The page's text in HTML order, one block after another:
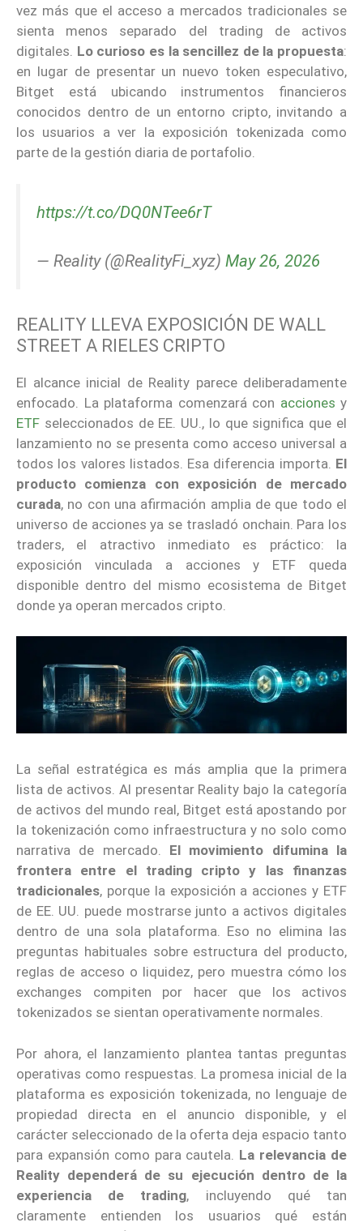
vez más que el acceso a mercados tradicionales se
sienta menos separado del trading de activos
digitales. Lo curioso es la sencillez de la propuesta:
en lugar de presentar un nuevo token especulativo,
Bitget está ubicando instrumentos financieros
conocidos dentro de un entorno cripto, invitando a
los usuarios a ver la exposición tokenizada como
parte de la gestión diaria de portafolio.
https://t.co/DQ0NTee6rT
— Reality (@RealityFi_xyz) May 26, 2026
REALITY LLEVA EXPOSICIÓN DE WALL
STREET A RIELES CRIPTO
El alcance inicial de Reality parece deliberadamente
enfocado. La plataforma comenzará con acciones y
ETF seleccionados de EE. UU., lo que significa que el
lanzamiento no se presenta como acceso universal a
todos los valores listados. Esa diferencia importa. El
producto comienza con exposición de mercado
curada, no con una afirmación amplia de que todo el
universo de acciones ya se trasladó onchain. Para los
traders, el atractivo inmediato es práctico: la
exposición vinculada a acciones y ETF queda
disponible dentro del mismo ecosistema de Bitget
donde ya operan mercados cripto.
La señal estratégica es más amplia que la primera
lista de activos. Al presentar Reality bajo la categoría
de activos del mundo real, Bitget está apostando por
la tokenización como infraestructura y no solo como
narrativa de mercado. El movimiento difumina la
frontera entre el trading cripto y las finanzas
tradicionales, porque la exposición a acciones y ETF
de EE. UU. puede mostrarse junto a activos digitales
dentro de una sola plataforma. Eso no elimina las
preguntas habituales sobre estructura del producto,
reglas de acceso o liquidez, pero muestra cómo los
exchanges compiten por hacer que los activos
tokenizados se sientan operativamente normales.
Por ahora, el lanzamiento plantea tantas preguntas
operativas como respuestas. La promesa inicial de la
plataforma es exposición tokenizada, no lenguaje de
propiedad directa en el anuncio disponible, y el
carácter seleccionado de la oferta deja espacio tanto
para expansión como para cautela. La relevancia de
Reality dependerá de su ejecución dentro de la
experiencia de trading, incluyendo qué tan
claramente entienden los usuarios qué están